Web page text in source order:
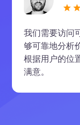
我们需要访问
够可靠地分析
根据用户的位
满意。